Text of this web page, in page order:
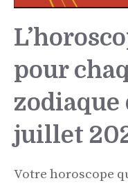
pour
zodiaque
juillet
Votre horoscope